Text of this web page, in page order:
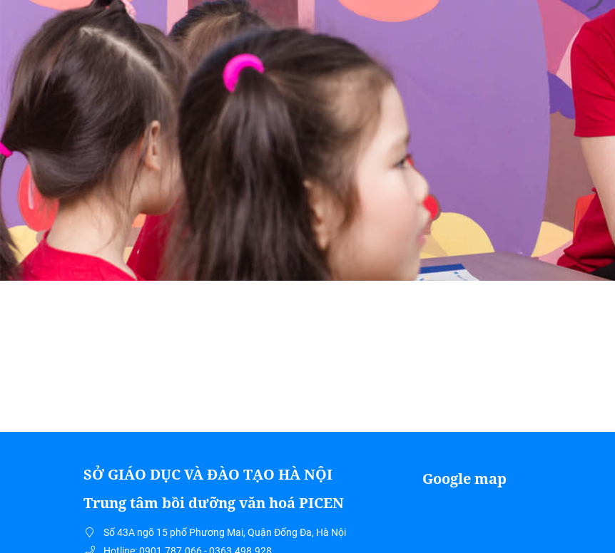
SỞ GIÁO DỤC VÀ ĐÀO TẠO HÀ NỘI
Trung tâm bồi dưỡng văn hoá PICEN
Số 43A ngõ 15 phố Phương Mai, Quận Đống Đa, Hà Nội
Google map